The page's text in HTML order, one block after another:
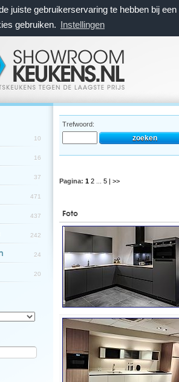
juiste gebruikerservaring te hebben bij
gebruiken. Instellingen
10
16
37
471
437
242
24
20
Trefwoord:
Pagina: 1 2 5 | >>
Foto